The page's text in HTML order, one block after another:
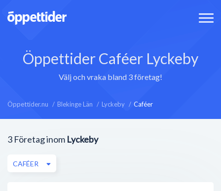
Öppettider Caféer Lyckeby
Välj och vraka bland 3 företag!
Öppettider.nu Blekinge Län Lyckeby Caféer
3 Företag inom Lyckeby
CAFÉER